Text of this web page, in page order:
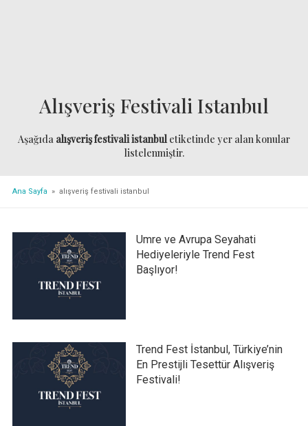
Alışveriş Festivali Istanbul
Aşağıda alışveriş festivali istanbuletiketinde yer alan konular
listelenmiştir.
Ana Sayfa » alışveriş festivali istanbul
Umre ve Avrupa Seyahati
Hediyeleriyle Trend Fest
Başlıyor!
Trend Fest İstanbul, Türkiye’nin
En Prestijli Tesettür Alışveriş
Festivali!